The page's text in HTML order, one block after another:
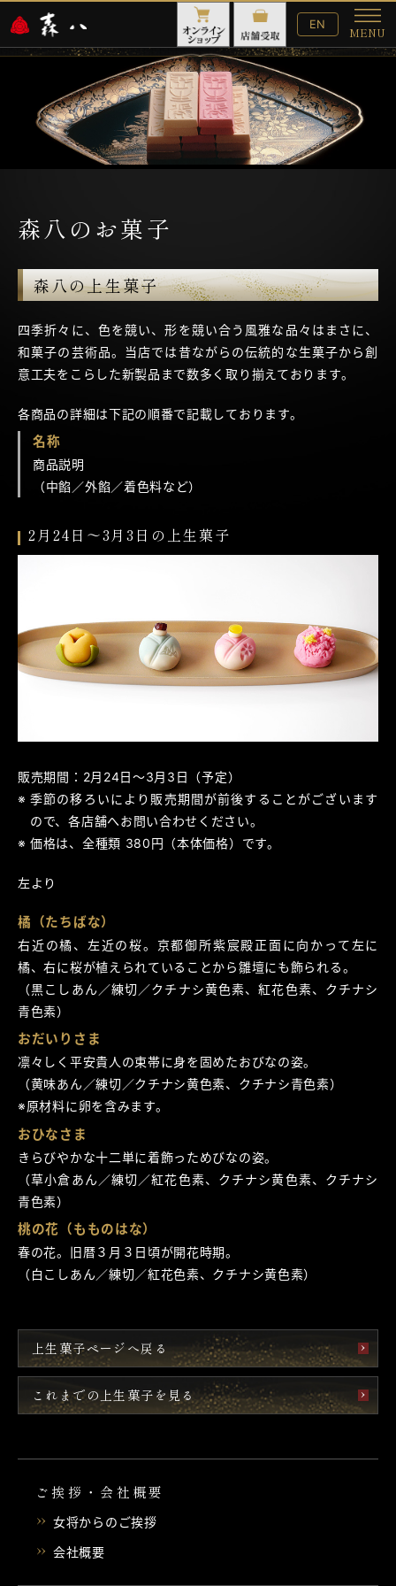
English
Website
EN
MENU
メ
ニ
ご挨拶・会社概要
女将からのご挨拶
会社概要
森八のお菓子
森八の上生菓子
四季折々に、色を競い、形を競い合う風雅な品々はまさに、
和菓子の芸術品。当店では昔ながらの伝統的な生菓子から創
意工夫をこらした新製品まで数多く取り揃えております。
各商品の詳細は下記の順番で記載しております。
名称
商品説明
（中餡／外餡／着色料など）
2月24日～3月3日の上生菓子
販売期間：2月24日～3月3日（予定）
季節の移ろいにより販売期間が前後することがございます
ので、各店舗へお問い合わせください。
価格は、全種類 380円（本体価格）です。
左より
橘（たちばな）
右近の橘、左近の桜。京都御所紫宸殿正面に向かって左に
橘、右に桜が植えられていることから雛壇にも飾られる。
（黒こしあん／練切／クチナシ黄色素、紅花色素、クチナシ
青色素）
おだいりさま
凛々しく平安貴人の束帯に身を固めたおびなの姿。
（黄味あん／練切／クチナシ黄色素、クチナシ青色素）
※原材料に卵を含みます。
おひなさま
きらびやかな十二単に着飾っためびなの姿。
（草小倉あん／練切／紅花色素、クチナシ黄色素、クチナシ
青色素）
桃の花（もものはな）
春の花。旧暦３月３日頃が開花時期。
（白こしあん／練切／紅花色素、クチナシ黄色素）
上生菓子ページへ戻る
これまでの上生菓子を見る